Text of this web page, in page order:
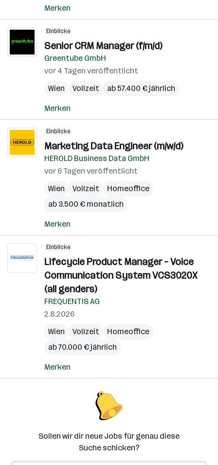
Merken
Einblicke
Senior CRM Manager (f/m/d)
Greentube GmbH
vor 4 Tagen veröffentlicht
Wien
Vollzeit ab 57.400 € jährlich
Merken
Einblicke
Marketing Data Engineer (m/w/d)
HEROLD Business Data GmbH
vor 6 Tagen veröffentlicht
Wien
Vollzeit
Homeoffice
ab 3.500 € monatlich
Merken
Einblicke
Lifecycle Product Manager – Voice
Communication System VCS3020X
(all genders)
FREQUENTIS AG
2.8.2026
Wien
Vollzeit
Homeoffice
ab 70.000 € jährlich
Merken
Sollen wir dir neue Jobs für genau diese
Suche schicken?